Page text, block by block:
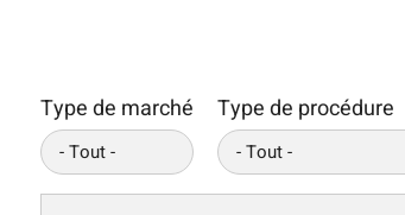
Type de marché Type de procédure